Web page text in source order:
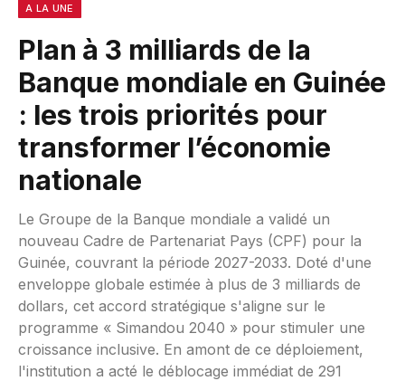
A LA UNE
Plan à 3 milliards de la
Banque mondiale en Guinée
: les trois priorités pour
transformer l’économie
nationale
Le Groupe de la Banque mondiale a validé un
nouveau Cadre de Partenariat Pays (CPF) pour la
Guinée, couvrant la période 2027-2033. Doté d'une
enveloppe globale estimée à plus de 3 milliards de
dollars, cet accord stratégique s'aligne sur le
programme « Simandou 2040 » pour stimuler une
croissance inclusive. En amont de ce déploiement,
l'institution a acté le déblocage immédiat de 291